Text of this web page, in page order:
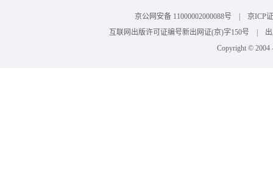
京公网安备 11000002000088号 | 京ICP
互联网出版许可证编号新出网证(京)字150号 |
Copyright ©